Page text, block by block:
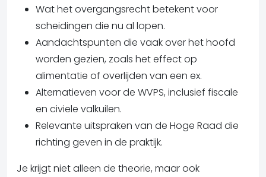
Wat het overgangsrecht betekent voor
scheidingen die nu al lopen.
Aandachtspunten die vaak over het hoofd
worden gezien, zoals het effect op
alimentatie of overlijden van een ex.
Alternatieven voor de WVPS, inclusief fiscale
en civiele valkuilen.
Relevante uitspraken van de Hoge Raad die
richting geven in de praktijk.
Je krijgt niet alleen de theorie, maar ook